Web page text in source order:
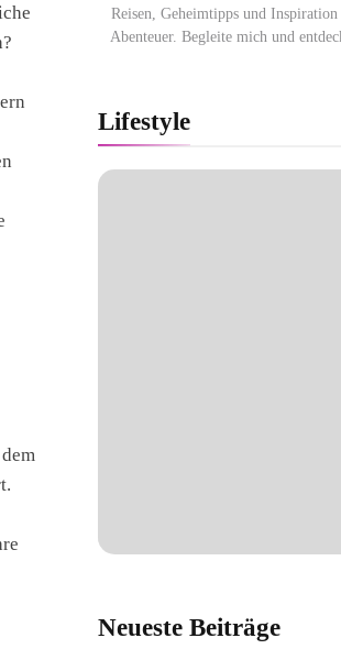
Reisen, Geheimtipps und
Abenteuer. Begleite mich und
Lifestyle
NeuesteBeiträge